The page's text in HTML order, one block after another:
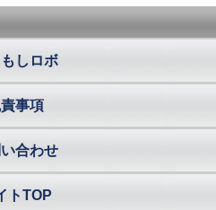
しロボ
事項
合わせ
トTOP